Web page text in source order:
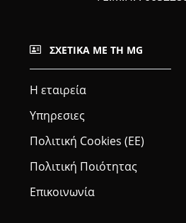
ΣΧΕΤΙΚΆ ΜΕ ΤΗ MG
Η εταιρεία
Υπηρεσιες
Πολιτική Cookies (ΕΕ)
Πολιτική Ποιότητας
Επικοινωνία